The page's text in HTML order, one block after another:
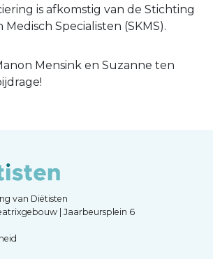
is afkomstig van de Stichting
Specialisten (SKMS).
Mensink en Suzanne ten
van Diëtisten
| Jaarbeursplein 6